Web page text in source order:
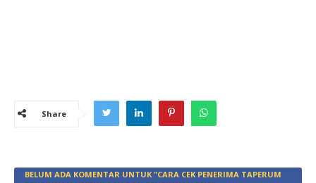
Share
BELUM ADA KOMENTAR UNTUK "CARA CEK PENERIMA TAPERUM